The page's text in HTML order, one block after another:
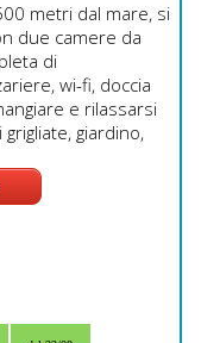
metri dal mare, si
due camere da
di
wi-fi, doccia
e rilassarsi
giardino,